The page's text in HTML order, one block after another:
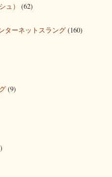
ュ）
(62)
ターネットスラング (160)
(9)